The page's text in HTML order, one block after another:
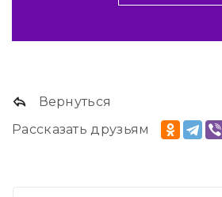
Вернуться
Рассказать друзьям